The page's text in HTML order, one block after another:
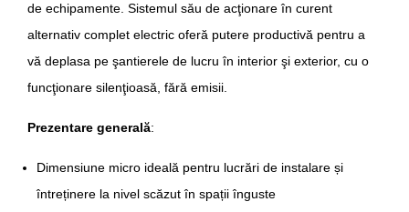
de echipamente. Sistemul său de acţionare în curent
alternativ complet electric oferă putere productivă pentru a
vă deplasa pe şantierele de lucru în interior şi exterior, cu o
funcţionare silenţioasă, fără emisii.
Prezentare generală:
Dimensiune micro ideală pentru lucrări de instalare și
întreținere la nivel scăzut în spații înguste